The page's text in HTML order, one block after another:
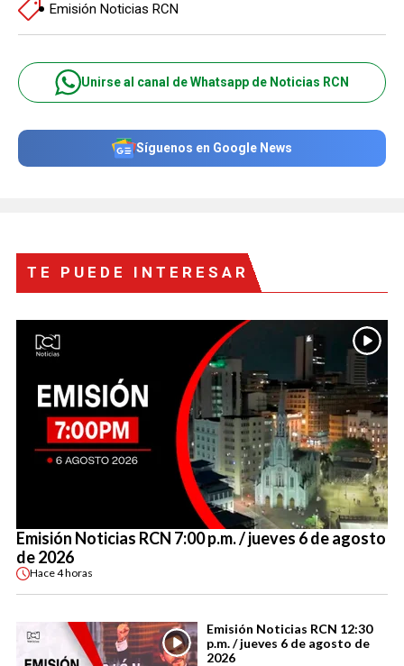
Emisión Noticias RCN
Unirse al canal de Whatsapp de Noticias RCN
Síguenos en Google News
TE PUEDE INTERESAR
Emisión Noticias RCN 7:00 p.m. / jueves 6 de agosto
de 2026
Hace4 horas
Emisión Noticias RCN 12:30
p.m. / jueves 6 de agosto de
2026